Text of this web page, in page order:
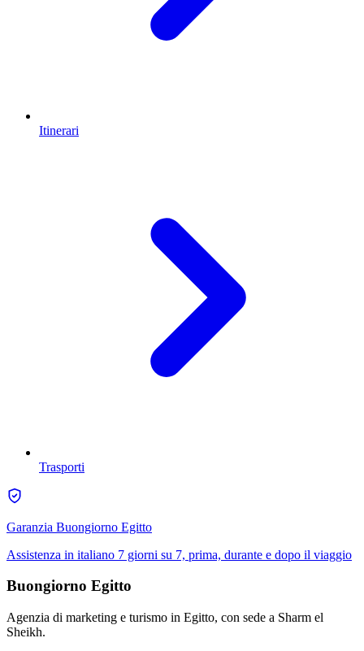
Itinerari
Trasporti
Garanzia Buongiorno Egitto
Assistenza in italiano 7 giorni su 7, prima, durante e dopo il viaggio
Buongiorno Egitto
Agenzia di marketing e turismo in Egitto, con sede a Sharm el
Sheikh.